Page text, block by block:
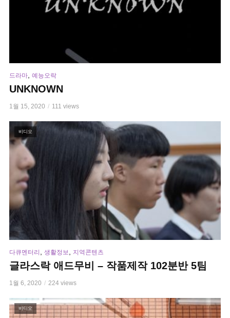
드라마 예능오락
UNKNOWN
1월 15, 2020 111 views
비디오
다큐멘터리 생활정보 지역콘텐츠
글라스락 애드무비 – 작품제작 102분반 5팀
1월 6, 2020 224 views
비디오